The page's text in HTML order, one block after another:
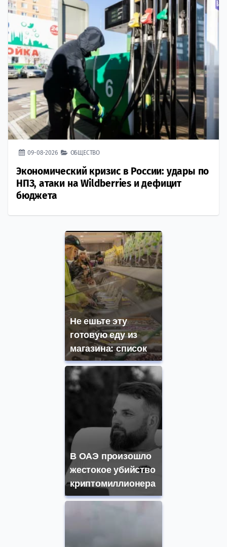
09-08-2026 ОБЩЕСТВО
Экономический кризис в России: удары по
НПЗ, атаки на Wildberries и дефицит
бюджета
Не ешьте эту
готовую еду из
магазина: список
В ОАЭ произошло
жестокое убийство
криптомиллионера